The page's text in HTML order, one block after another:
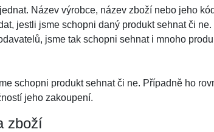
Název výrobce, název zboží nebo jeho
jestli jsme schopni daný produkt sehnat či
jsme tak schopni sehnat i mnoho
schopni produkt sehnat či ne. Případně ho
jeho zakoupení.
zboží